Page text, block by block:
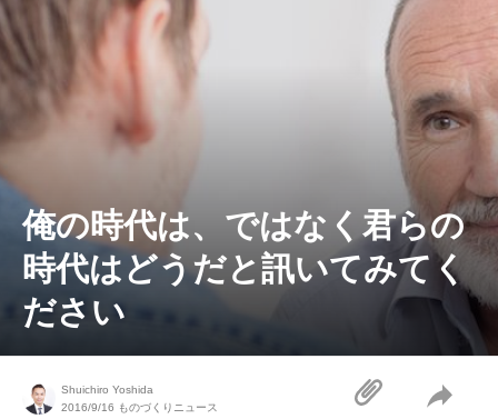
俺の時代は、ではなく君らの
時代はどうだと訊いてみてく
ださい
Shuichiro Yoshida
2016/9/16 ものづくりニュース